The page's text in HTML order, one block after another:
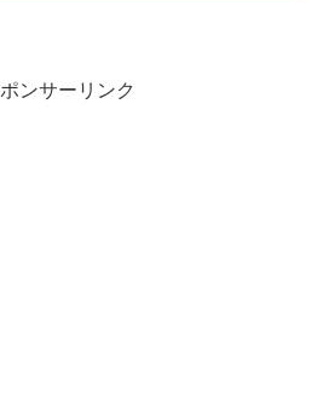
ンサーリンク